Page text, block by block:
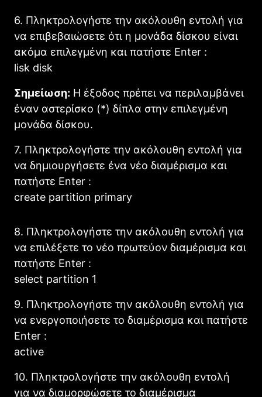
6. Πληκτρολογήστε την ακόλουθη εντολή για
να επιβεβαιώσετε ότι η μονάδα δίσκου είναι
ακόμα επιλεγμένη και πατήστε Enter :
lisk disk
Σημείωση: Η έξοδος πρέπει να περιλαμβάνει
έναν αστερίσκο (*) δίπλα στην επιλεγμένη
μονάδα δίσκου.
7. Πληκτρολογήστε την ακόλουθη εντολή για
να δημιουργήσετε ένα νέο διαμέρισμα και
πατήστε Enter :
create partition primary
8. Πληκτρολογήστε την ακόλουθη εντολή για
να επιλέξετε το νέο πρωτεύον διαμέρισμα και
πατήστε Enter :
select partition 1
9. Πληκτρολογήστε την ακόλουθη εντολή για
να ενεργοποιήσετε το διαμέρισμα και πατήστε
Enter :
active
10. Πληκτρολογήστε την ακόλουθη εντολή
για να διαμορφώσετε το διαμέρισμα